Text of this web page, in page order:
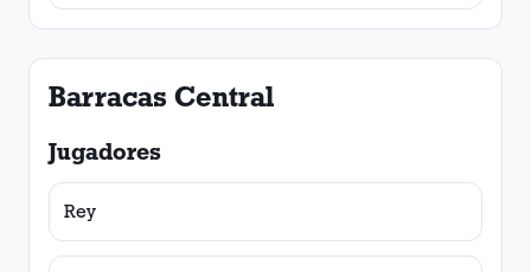
Barracas Central
Jugadores
Rey